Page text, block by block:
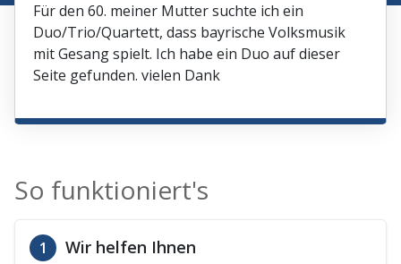
Für den 60. meiner Mutter suchte ich ein
Duo/Trio/Quartett, dass bayrische Volksmusik
mit Gesang spielt. Ich habe ein Duo auf dieser
Seite gefunden. vielen Dank
So funktioniert's
1 Wir helfen Ihnen